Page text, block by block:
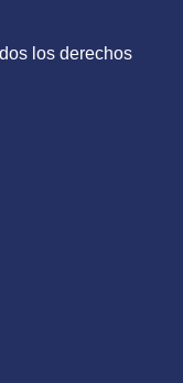
los derechos